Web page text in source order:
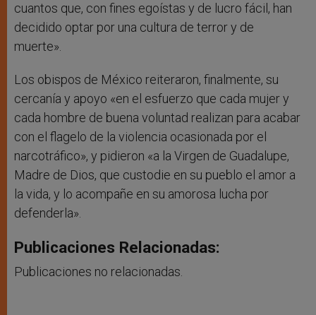
cuantos que, con fines egoístas y de lucro fácil, han
decidido optar por una cultura de terror y de
muerte».
Los obispos de México reiteraron, finalmente, su
cercanía y apoyo «en el esfuerzo que cada mujer y
cada hombre de buena voluntad realizan para acabar
con el flagelo de la violencia ocasionada por el
narcotráfico», y pidieron «a la Virgen de Guadalupe,
Madre de Dios, que custodie en su pueblo el amor a
la vida, y lo acompañe en su amorosa lucha por
defenderla».
Publicaciones Relacionadas:
Publicaciones no relacionadas.